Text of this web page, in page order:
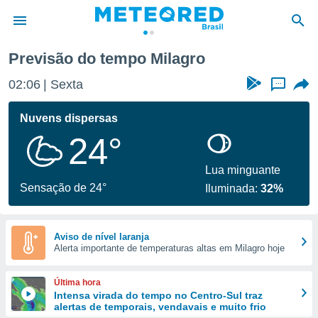
da
fornecidas
a este
das
e
forma
digital
Previsão do tempo Milagro
02:06 Sexta ...
Nuvens dispersas
24°
Sensação de 24°
Lua minguante
Iluminada:32%
Aviso de nível laranja
Alerta importante de temperaturas altas em Milagro hoje
Última hora
Intensa virada do tempo no Centro-Sul traz
alertas de temporais, vendavais e muito frio